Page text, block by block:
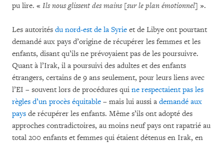
pu lire. « Ils nous glissent des mains [sur le plan émotionnel] ».
Les autorités du nord-est de la Syrie et de Libye ont pourtant
demandé aux pays d’origine de récupérer les femmes et les
enfants, disant qu’ils ne prévoyaient pas de les poursuivre.
Quant à l’Irak, il a poursuivi des adultes et des enfants
étrangers, certains de 9 ans seulement, pour leurs liens avec
l’EI – souvent lors de procédures qui ne respectaient pas les
règles d’un procès équitable – mais lui aussi a demandé aux
pays de récupérer les enfants. Même s’ils ont adopté des
approches contradictoires, au moins neuf pays ont rapatrié au
total 200 enfants et femmes qui étaient détenus en Irak, en